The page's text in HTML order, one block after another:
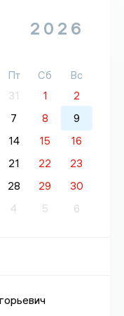
2026
Пт Сб
Вс
31 1
2
7 8
9
14 15
16
21 22
23
28 29
30
4 5 6